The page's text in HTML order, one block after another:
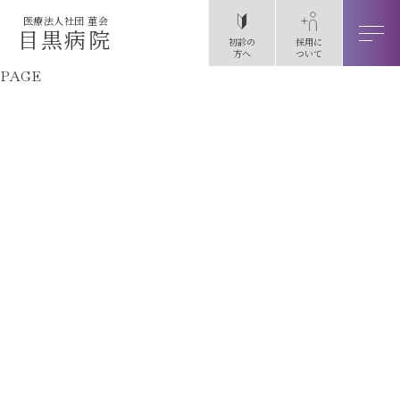
医療法人社団 菫会
目黒病院
初診の
方へ
採用に
ついて
PAGE